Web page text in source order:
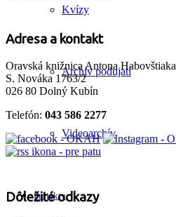
Kvízy
Archív podujatí
Videoarchív
Projekty
Adresa a kontakt
Oravská knižnica Antona Habovštiaka
S. Nováka 1763/2
026 80 Dolný Kubín
Telefón: 043 586 2277
Dôležité odkazy